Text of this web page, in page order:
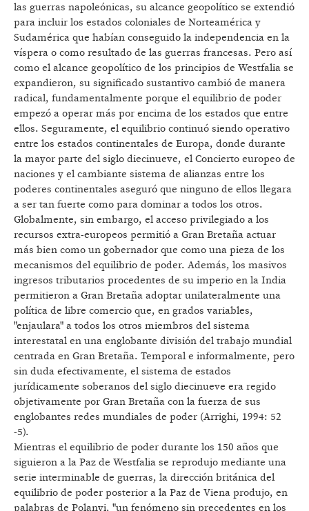
las guerras napoleónicas, su alcance geopolítico se extendió
para incluir los estados coloniales de Norteamérica y
Sudamérica que habían conseguido la independencia en la
víspera o como resultado de las guerras francesas. Pero así
como el alcance geopolítico de los principios de Westfalia se
expandieron, su significado sustantivo cambió de manera
radical, fundamentalmente porque el equilibrio de poder
empezó a operar más por encima de los estados que entre
ellos. Seguramente, el equilibrio continuó siendo operativo
entre los estados continentales de Europa, donde durante
la mayor parte del siglo diecinueve, el Concierto europeo de
naciones y el cambiante sistema de alianzas entre los
poderes continentales aseguró que ninguno de ellos llegara
a ser tan fuerte como para dominar a todos los otros.
Globalmente, sin embargo, el acceso privilegiado a los
recursos extra-europeos permitió a Gran Bretaña actuar
más bien como un gobernador que como una pieza de los
mecanismos del equilibrio de poder. Además, los masivos
ingresos tributarios procedentes de su imperio en la India
permitieron a Gran Bretaña adoptar unilateralmente una
política de libre comercio que, en grados variables,
"enjaulara" a todos los otros miembros del sistema
interestatal en una englobante división del trabajo mundial
centrada en Gran Bretaña. Temporal e informalmente, pero
sin duda efectivamente, el sistema de estados
jurídicamente soberanos del siglo diecinueve era regido
objetivamente por Gran Bretaña con la fuerza de sus
englobantes redes mundiales de poder (Arrighi, 1994: 52
-5).
Mientras el equilibrio de poder durante los 150 años que
siguieron a la Paz de Westfalia se reprodujo mediante una
serie interminable de guerras, la dirección británica del
equilibrio de poder posterior a la Paz de Viena produjo, en
palabras de Polanyi, "un fenómeno sin precedentes en los